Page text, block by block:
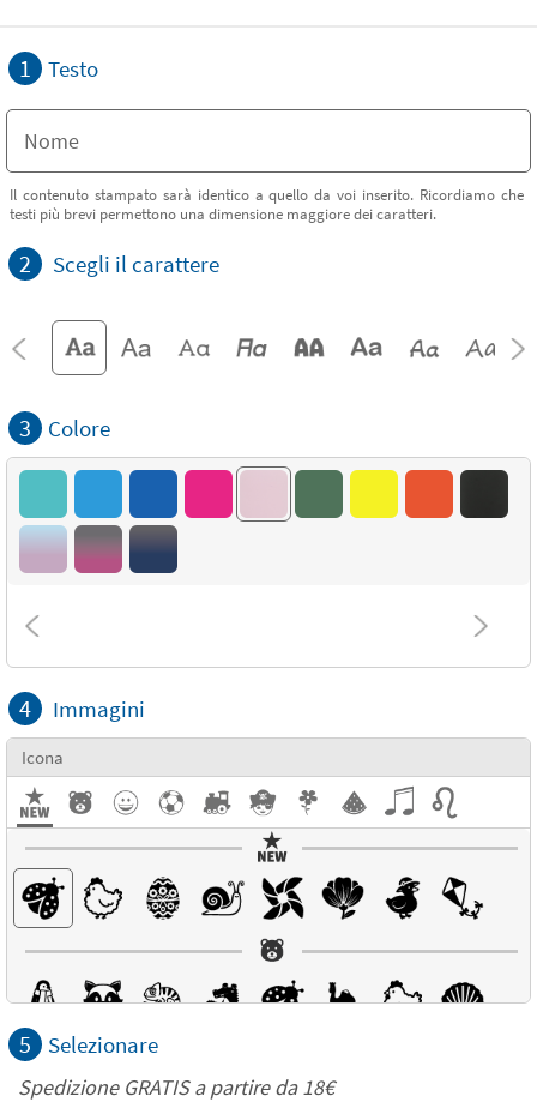
1 Testo
Il contenuto stampato sarà identico a quello da voi inserito. Ricordiamo che
testi più brevi permettono una dimensione maggiore dei caratteri.
2 Scegli il carattere
3 Colore
4 Immagini
Icona
5 Selezionare
Spedizione GRATIS a partire da18€